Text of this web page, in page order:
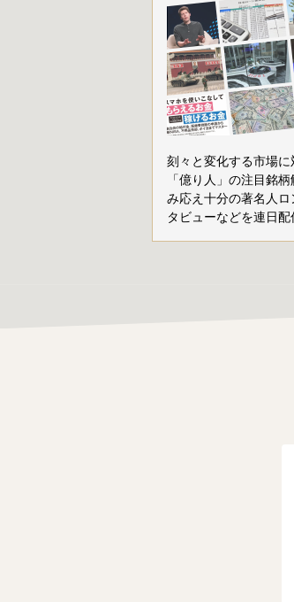
刻々と変化する市場に
「億り人」の注目銘
み応え十分の著名人ロ
タビューなどを連日配